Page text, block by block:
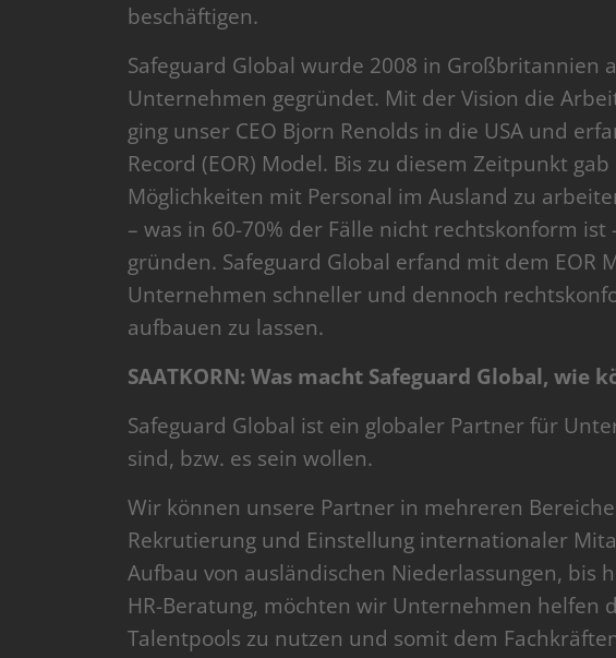
beschäftigen.
Safeguard Global wurde 2008 in Großbritannien
Unternehmen gegründet. Mit der Vision die
ging unser CEO Bjorn Renolds in die USA und
Record (EOR) Model. Bis zu diesem Zeitpunkt
Möglichkeiten mit Personal im Ausland zu
– was in 60-70% der Fälle nicht rechtskonform
gründen. Safeguard Global erfand mit dem EOR
Unternehmen schneller und dennoch
aufbauen zu lassen.
SAATKORN: Was macht Safeguard Global, wie
Safeguard Global ist ein globaler Partner für
sind, bzw. es sein wollen.
Wir können unsere Partner in mehreren
Rekrutierung und Einstellung internationaler
Aufbau von ausländischen Niederlassungen, bis
HR-Beratung, möchten wir Unternehmen helfen
Talentpools zu nutzen und somit dem